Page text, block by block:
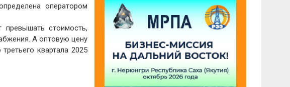
оператором
стоимость,
А оптовую цену
квартала 2025